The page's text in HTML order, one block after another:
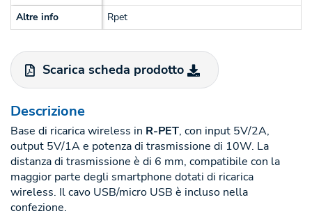
Altre info
Rpet
Scarica scheda prodotto
Descrizione
Base di ricarica wireless in R-PET, con input 5V/2A,
output 5V/1A e potenza di trasmissione di 10W. La
distanza di trasmissione è di 6 mm, compatibile con la
maggior parte degli smartphone dotati di ricarica
wireless. Il cavo USB/micro USB è incluso nella
confezione.